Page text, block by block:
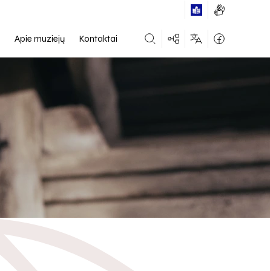
Apie muziejų Kontaktai Select Language